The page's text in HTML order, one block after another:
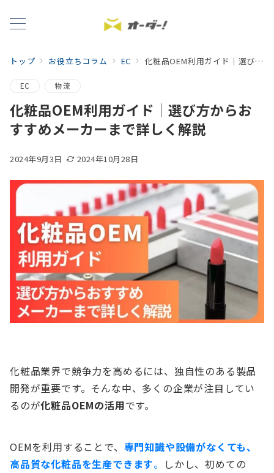
トップ お役立ちコラム EC 化粧品OEM利用ガイド│選び方からおすすめメーカーまで詳しく解説
EC 物流
化粧品OEM利用ガイド│選び方からお
すすめメーカーまで詳しく解説
2024年9月3日 2024年10月28日
化粧品業界で競争力を高めるには、独自性のある製品
開発が重要です。そんな中、多くの企業が注目してい
るのが化粧品OEMの活用です。
OEMを利用することで、 専門知識や設備がなくても、
高品質な化粧品を生産できます。 しかし、初めての